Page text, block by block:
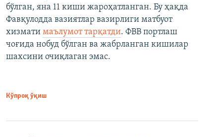
бўлган, яна 11 киши жароҳатланган. Бу ҳақда
Фавқулодда вазиятлар вазирлиги матбуот
хизмати маълумот тарқатди. ФВВ портлаш
чоғида нобуд бўлган ва жабрланган кишилар
шахсини очиқлаган эмас.
Кўпроқ ўқиш